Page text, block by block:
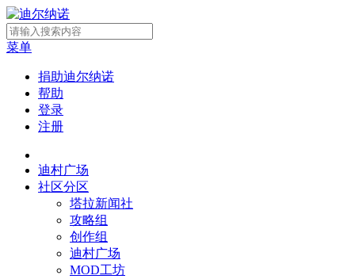
菜单
捐助迪尔纳诺
帮助
登录
注册
迪村广场
社区分区
塔拉新闻社
攻略组
创作组
迪村广场
MOD工坊